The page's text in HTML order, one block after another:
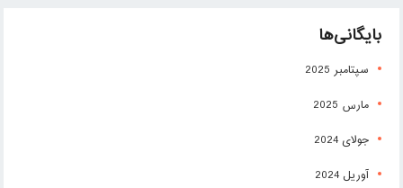
بایگانی‌ها
سپتامبر 2025
مارس 2025
جولای 2024
آوریل 2024